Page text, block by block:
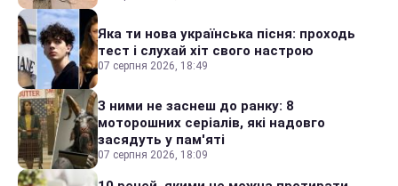
Яка ти нова українська пісня: проходь
тест і слухай хіт свого настрою
07 серпня 2026, 18:49
З ними не заснеш до ранку: 8
моторошних серіалів, які надовго
засядуть у пам'яті
07 серпня 2026, 18:09